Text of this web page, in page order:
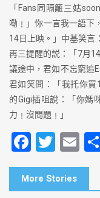
「Fans同隔籬三姑
嘞﹗」你一言我一語下
14日上映。」中基笑言
再三提醒的説：「7月
議途中，君如不忘窮追
君如笑問：「我托你買
的Gigi插咀說：「你媽
力﹗沒問題﹗」
F
a
c
T
wi
tt
E
m
More Stories